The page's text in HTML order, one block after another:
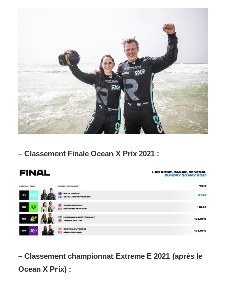
– Classement Finale Ocean X Prix 2021 :
– Classement championnat Extreme E 2021 (après le
Ocean X Prix) :